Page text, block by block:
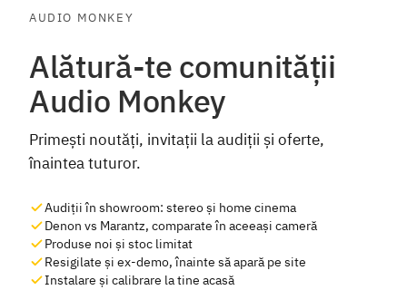
AUDIO MONKEY
Alătură-te comunității
Audio Monkey
Primești noutăți, invitații la audiții și oferte,
înaintea tuturor.
Audiții în showroom: stereo și home cinema
Denon vs Marantz, comparate în aceeași cameră
Produse noi și stoc limitat
Resigilate și ex-demo, înainte să apară pe site
Instalare și calibrare la tine acasă